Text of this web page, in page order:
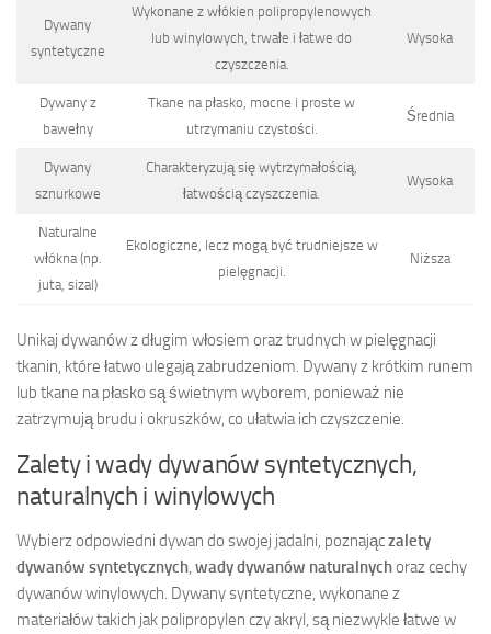
Dywany
syntetyczne
Wykonane z włókien polipropylenowych
lub winylowych, trwałe i łatwe do
czyszczenia.
Wysoka
Dywany z
bawełny
Tkane na płasko, mocne i proste w
utrzymaniu czystości.
Średnia
Dywany
sznurkowe
Charakteryzują się wytrzymałością,
łatwością czyszczenia.
Wysoka
Naturalne
włókna (np.
juta, sizal)
Ekologiczne, lecz mogą być trudniejsze w
pielęgnacji.
Niższa
Unikaj dywanów z długim włosiem oraz trudnych w pielęgnacji
tkanin, które łatwo ulegają zabrudzeniom. Dywany z krótkim runem
lub tkane na płasko są świetnym wyborem, ponieważ nie
zatrzymują brudu i okruszków, co ułatwia ich czyszczenie.
Zalety i wady dywanów syntetycznych,
naturalnych i winylowych
Wybierz odpowiedni dywan do swojej jadalni, poznajączalety
dywanów syntetycznych, wady dywanów naturalnychoraz cechy
dywanów winylowych. Dywany syntetyczne, wykonane z
materiałów takich jak polipropylen czy akryl, są niezwykle łatwe w